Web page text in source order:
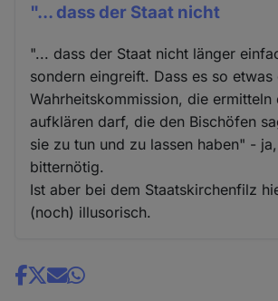
"... dass der Staat nicht
"... dass der Staat nicht länger
sondern eingreift. Dass es so
Wahrheitskommission, die ermitteln
aufklären darf, die den Bischöfen
sie zu tun und zu lassen haben" -
bitternötig.
Ist aber bei dem Staatskirchenfilz
(noch) illusorisch.
Share